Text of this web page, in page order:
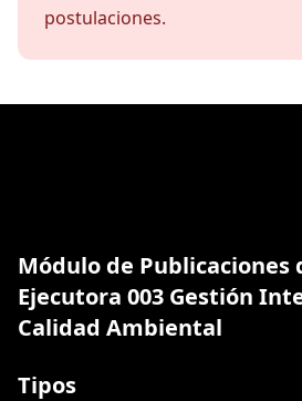
postulaciones.
Módulo de Publicaciones
Ejecutora 003 Gestión
Calidad Ambiental
Tipos